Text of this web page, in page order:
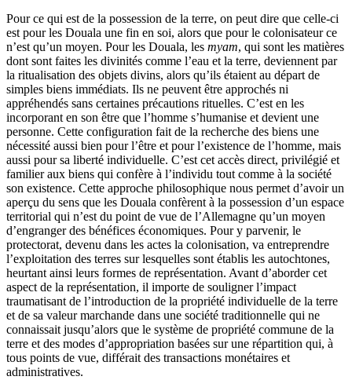
Pour ce qui est de la possession de la terre, on peut dire que celle-ci
est pour les Douala une fin en soi, alors que pour le colonisateur ce
n’est qu’un moyen. Pour les Douala, les myam, qui sont les matières
dont sont faites les divinités comme l’eau et la terre, deviennent par
la ritualisation des objets divins, alors qu’ils étaient au départ de
simples biens immédiats. Ils ne peuvent être approchés ni
appréhendés sans certaines précautions rituelles. C’est en les
incorporant en son être que l’homme s’humanise et devient une
personne. Cette configuration fait de la recherche des biens une
nécessité aussi bien pour l’être et pour l’existence de l’homme, mais
aussi pour sa liberté individuelle. C’est cet accès direct, privilégié et
familier aux biens qui confère à l’individu tout comme à la société
son existence. Cette approche philosophique nous permet d’avoir un
aperçu du sens que les Douala confèrent à la possession d’un espace
territorial qui n’est du point de vue de l’Allemagne qu’un moyen
d’engranger des bénéfices économiques. Pour y parvenir, le
protectorat, devenu dans les actes la colonisation, va entreprendre
l’exploitation des terres sur lesquelles sont établis les autochtones,
heurtant ainsi leurs formes de représentation. Avant d’aborder cet
aspect de la représentation, il importe de souligner l’impact
traumatisant de l’introduction de la propriété individuelle de la terre
et de sa valeur marchande dans une société traditionnelle qui ne
connaissait jusqu’alors que le système de propriété commune de la
terre et des modes d’appropriation basées sur une répartition qui, à
tous points de vue, différait des transactions monétaires et
administratives.